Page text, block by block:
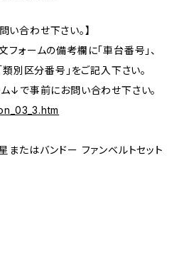
合わせ下さい。】
フォームの備考欄に「車台番号」、
類別区分番号」をご記入下さい。
↓で事前にお問い合わせ下さい。
またはバンドー ファンベルトセット